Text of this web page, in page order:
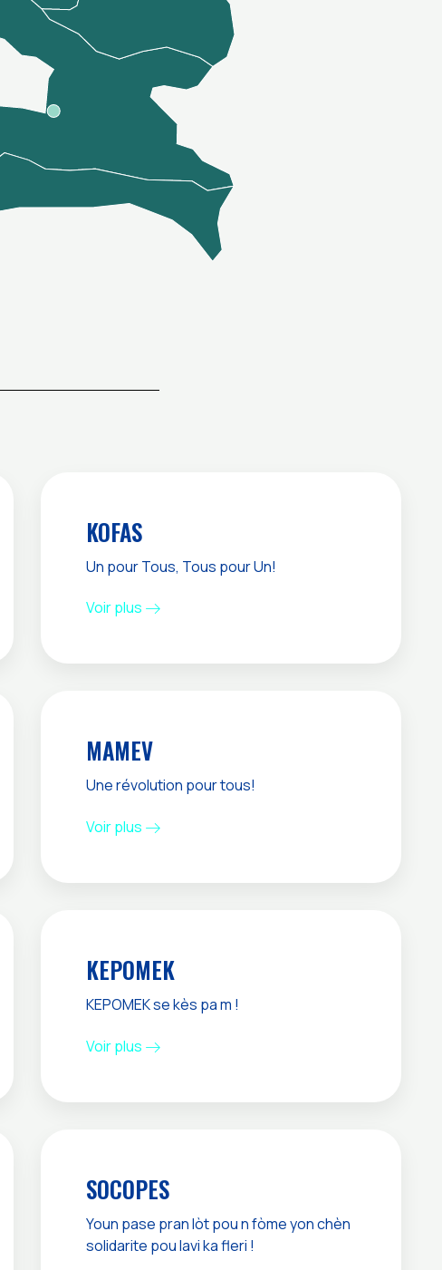
KOFAS
Un pour Tous, Tous pour Un!
Voir plus
MAMEV
Une révolution pour tous!
Voir plus
KEPOMEK
KEPOMEK se kès pa m !
Voir plus
SOCOPES
Youn pase pran lòt pou n fòme yon chèn
solidarite pou lavi ka fleri !